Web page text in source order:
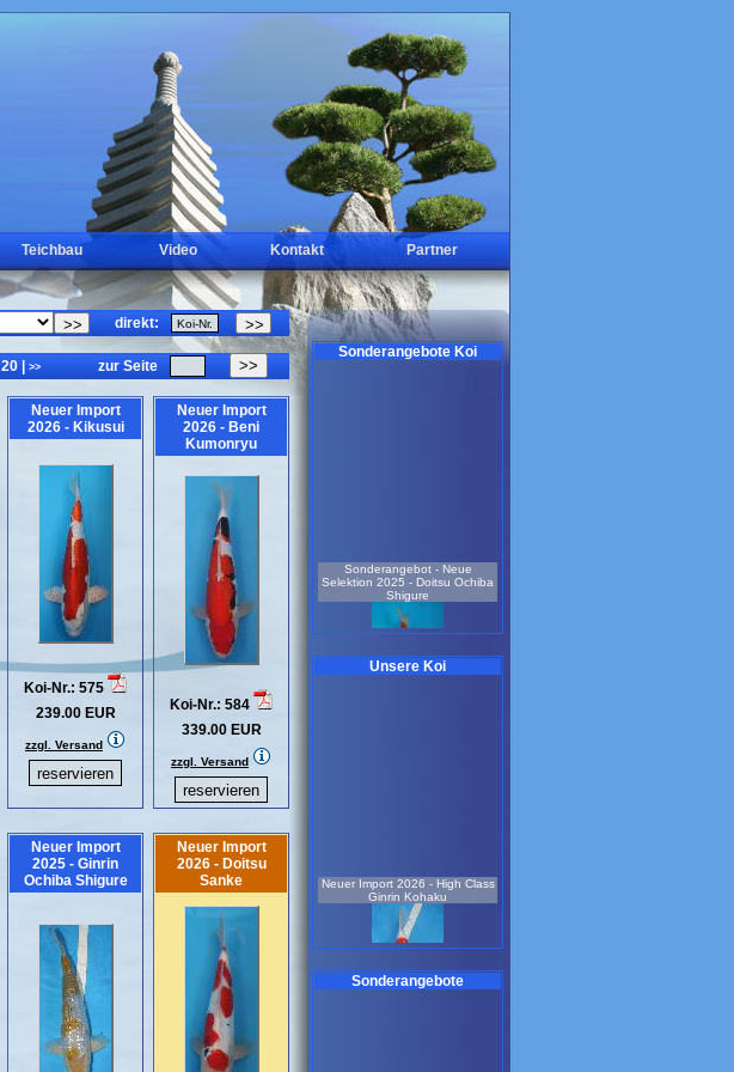
Teichbau Video Kontakt Partner
direkt:
20 >> zur Seite >>
Neuer Import
2026 - Kikusui
Koi-Nr.: 575
239.00 EUR
zzgl. Versand
Neuer Import
2026 - Beni
Kumonryu
Koi-Nr.: 584
339.00 EUR
zzgl. Versand
Neuer Import
2025 - Ginrin
Ochiba Shigure
Neuer Import
2026 - Doitsu
Sanke
Sonderangebote Koi
Sonderangebot - Neue
Selektion 2025 - Doitsu Ochiba
Shigure
Unsere Koi
Neuer Import 2026 - High Class
Ginrin Kohaku
Sonderangebote